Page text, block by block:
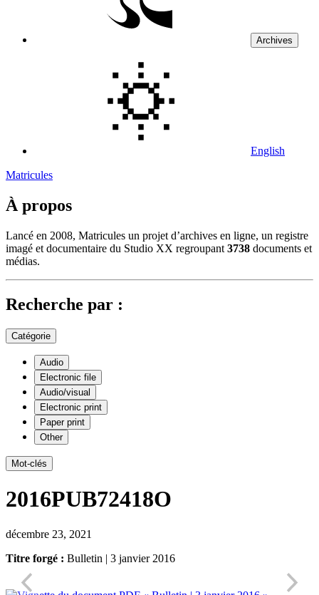
Archives
English
Matricules
À propos
Lancé en 2008, Matricules un projet d’archives en ligne, un registre
imagé et documentaire du Studio XX regroupant 3738 documents et
médias.
Recherche par :
Catégorie
Audio
Electronic file
Audio/visual
Electronic print
Paper print
Other
Mot-clés
2016PUB72418O
décembre 23, 2021
Titre forgé : Bulletin | 3 janvier 2016